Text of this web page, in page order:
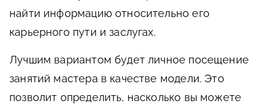
найти информацию относительно его
карьерного пути и заслугах.
Лучшим вариантом будет личное посещение
занятий мастера в качестве модели. Это
позволит определить, насколько вы можете